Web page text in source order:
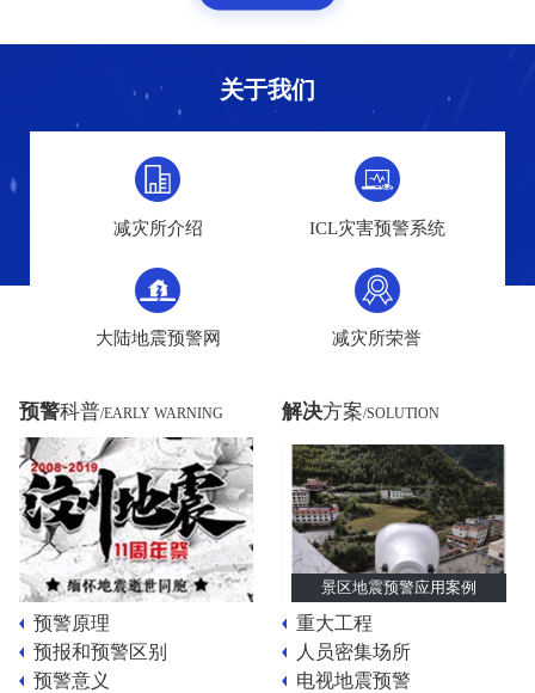
关于我们
减灾所介绍 ICL灾害预警系统
大陆地震预警网 减灾所荣誉
预警科普/EARLY WARNING
预警原理
预报和预警区别
预警意义
解决方案/SOLUTION
景区地震预警应用案例
重大工程
人员密集场所
电视地震预警